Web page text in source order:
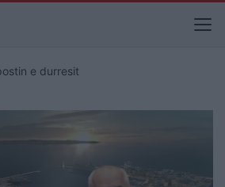
e durresit